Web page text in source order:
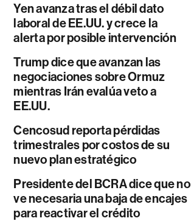
Yen avanza tras el débil dato
laboral de EE.UU. y crece la
alerta por posible intervención
Trump dice que avanzan las
negociaciones sobre Ormuz
mientras Irán evalúa veto a
EE.UU.
Cencosud reporta pérdidas
trimestrales por costos de su
nuevo plan estratégico
Presidente del BCRA dice que no
ve necesaria una baja de encajes
para reactivar el crédito